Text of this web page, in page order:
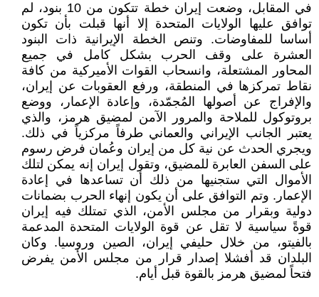
في المقابل، وضعت إيران خطة تتكون من 10 بنود، لم
توافق عليها الولايات المتحدة إلا أنها قبلت بأن تكون
أساسا للمفاوضات. وتنص الخطة الإيرانية ذات البنود
العشرة على وقف الحرب بشكل كامل في جميع
المحاور المشتعلة، وانسحاب القوات الأميركية من كافة
نقاط تمركزها في المنطقة، ورفع العقوبات عن إيران،
والإفراج عن أصولها المُجمّدة، وإعادة الإعمار، ووضع
بروتوكول للملاحة والمرور الآمن لمضيق هرمز، والذي
يعتبر الجانب الإيراني والعماني طرفاً مركزياً في ذلك.
ويجري الحدث عن نية كل من إيران وعُمان فرض رسوم
على السفن العابرة للمضيق، وتقول إيران إنه يمكن لتلك
الأموال التي ستجنيها من ذلك أن تساعدها في إعادة
الإعمار. وتم التوافق على أن يكون إنهاء الحرب بضمانات
دولية وبقرار من مجلس الأمن، الذي تمتلك فيه إيران
قوةً سياسية لا تقل عن قوة الولايات المتحدة المدعمة
بالفيتو، من خلال حليفي إيران، الصين وروسيا. وكان
البلدان قد أفشلا إصدار قرار من مجلس الأمن يفرض
فتحاً لمضيق هرمز بالقوة قبل أيام.